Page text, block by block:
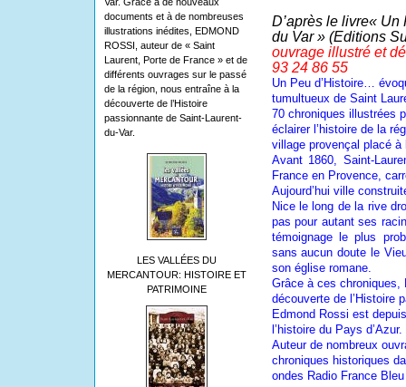
documents et à de nombreuses
illustrations inédites, EDMOND
ROSSI, auteur de « Saint
Laurent, Porte de France » et de
différents ouvrages sur le passé
de la région, nous entraîne à la
découverte de l’Histoire
passionnante de Saint-Laurent-
du-Var.
LES VALLÉES DU
MERCANTOUR: HISTOIRE ET
PATRIMOINE
D’après le livre« Un
du Var » (Editions
ouvrage illustré et
93 24 86 55
Un Peu d’Histoire…
tumultueux de Saint
70 chroniques illustrées
éclairer l’histoire de la
village provençal placé à
Avant 1860, Saint-
France en Provence,
Aujourd’hui ville
Nice le long de la rive
pas pour autant ses
témoignage le plus
sans aucun doute le
son église romane.
Grâce à ces chroniques,
découverte de l’Histoire
Edmond Rossi est
l’histoire du Pays d’Azur.
Auteur de nombreux
chroniques historiques
ondes Radio France Bleu